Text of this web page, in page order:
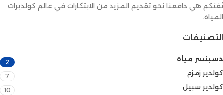
ثقتكم هي دافعنا نحو تقديم المزيد من الابتكارات في عالم كولديرات
المياه.
التصنيفات
دسبنسر مياه 2
كولدير زمزم 7
كولدير سبيل 10